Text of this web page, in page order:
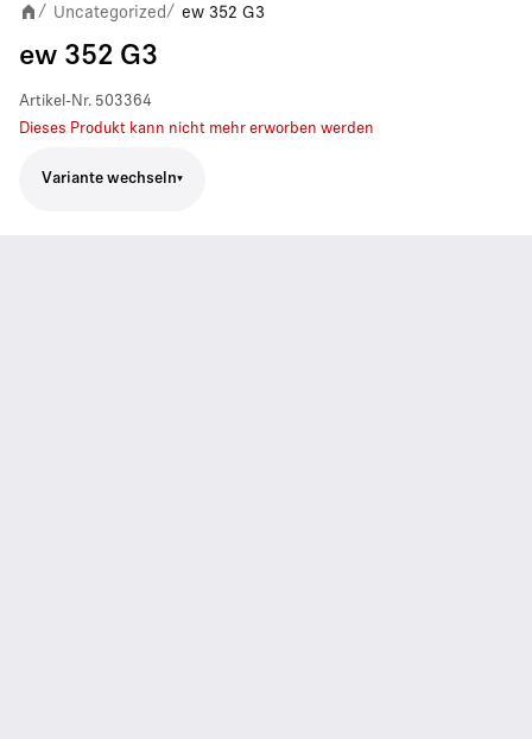
/ Uncategorized/ ew 352 G3
ew 352 G3
Artikel-Nr. 503364
Dieses Produkt kann nicht mehr erworben werden
Variante wechseln